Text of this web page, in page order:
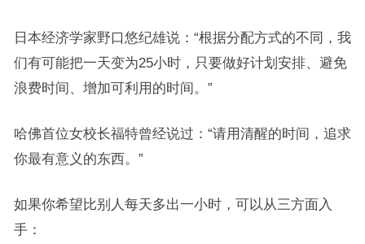
日本经济学家野口悠纪雄说：“根据分配方式的不同，我
们有可能把一天变为25小时，只要做好计划安排、避免
浪费时间、增加可利用的时间。”
哈佛首位女校长福特曾经说过：“请用清醒的时间，追求
你最有意义的东西。”
如果你希望比别人每天多出一小时，可以从三方面入
手：